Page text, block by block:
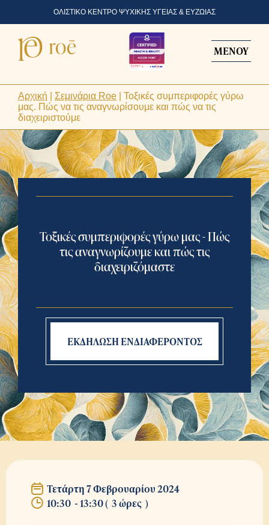
ΟΛΙΣΤΙΚΟ ΚΕΝΤΡΟ ΨΥΧΙΚΗΣ ΥΓΕΙΑΣ & ΕΥΖΩΙΑΣ
ΜΕΝΟΥ
Αρχική Σεμινάρια Roe
Τοξικές συμπεριφορές γύρω
μας. Πώς να τις αναγνωρίσουμε και πώς να τις
διαχειριστούμε
Τοξικές συμπεριφορές γύρω μας - Πώς
τις αναγνωρίζουμε και πώς τις
διαχειριζόμαστε
ΕΚΔΗΛΩΣΗ ΕΝΔΙΑΦΕΡΟΝΤΟΣ
Τετάρτη 7 Φεβρουαρίου 2024
10:30 -13:30( 3 ώρες )